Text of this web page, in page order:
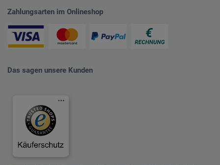
Zahlungsarten im Onlineshop
Das sagen unsere Kunden